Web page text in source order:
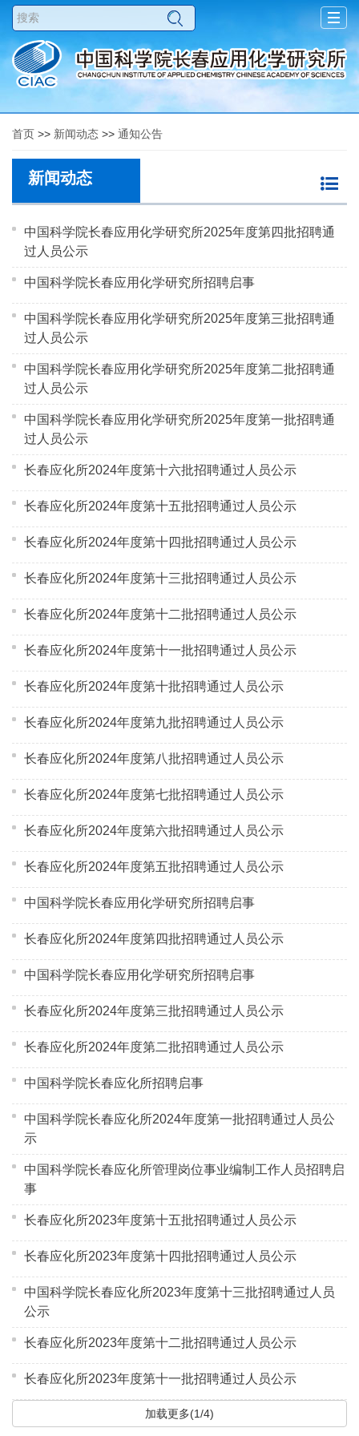
首页 >> 新闻动态 >> 通知公告
新闻动态
中国科学院长春应用化学研究所2025年度第四批招聘通
过人员公示
中国科学院长春应用化学研究所招聘启事
中国科学院长春应用化学研究所2025年度第三批招聘通
过人员公示
中国科学院长春应用化学研究所2025年度第二批招聘通
过人员公示
中国科学院长春应用化学研究所2025年度第一批招聘通
过人员公示
长春应化所2024年度第十六批招聘通过人员公示
长春应化所2024年度第十五批招聘通过人员公示
长春应化所2024年度第十四批招聘通过人员公示
长春应化所2024年度第十三批招聘通过人员公示
长春应化所2024年度第十二批招聘通过人员公示
长春应化所2024年度第十一批招聘通过人员公示
长春应化所2024年度第十批招聘通过人员公示
长春应化所2024年度第九批招聘通过人员公示
长春应化所2024年度第八批招聘通过人员公示
长春应化所2024年度第七批招聘通过人员公示
长春应化所2024年度第六批招聘通过人员公示
长春应化所2024年度第五批招聘通过人员公示
中国科学院长春应用化学研究所招聘启事
长春应化所2024年度第四批招聘通过人员公示
中国科学院长春应用化学研究所招聘启事
长春应化所2024年度第三批招聘通过人员公示
长春应化所2024年度第二批招聘通过人员公示
中国科学院长春应化所招聘启事
中国科学院长春应化所2024年度第一批招聘通过人员公
示
中国科学院长春应化所管理岗位事业编制工作人员招聘启
事
长春应化所2023年度第十五批招聘通过人员公示
长春应化所2023年度第十四批招聘通过人员公示
中国科学院长春应化所2023年度第十三批招聘通过人员
公示
长春应化所2023年度第十二批招聘通过人员公示
长春应化所2023年度第十一批招聘通过人员公示
加载更多(1/4)